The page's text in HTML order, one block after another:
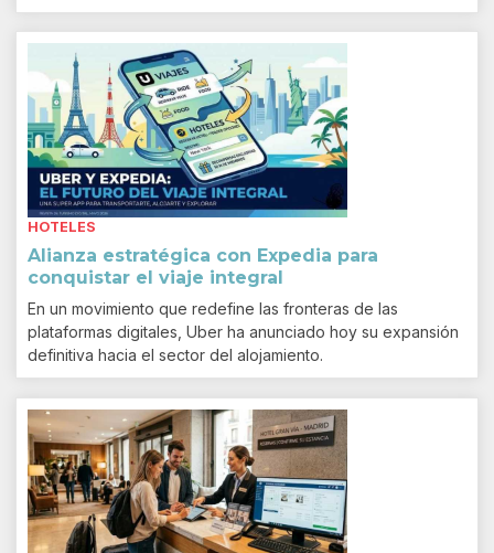
HOTELES
Alianza estratégica con Expedia para
conquistar el viaje integral
En un movimiento que redefine las fronteras de las
plataformas digitales, Uber ha anunciado hoy su expansión
definitiva hacia el sector del alojamiento.